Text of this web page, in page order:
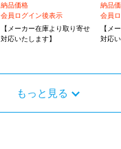
納品価格
会員ログイン後表示
【メーカー在庫より取り寄せ
対応いたします】
納品
会員
【メ
対応い
もっと見る